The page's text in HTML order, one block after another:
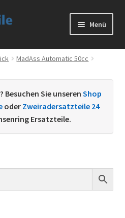
Menü
MadAss Automatic 50cc
Sie unseren Shop
oder Zweiradersatzteile 24
Ersatzteile.